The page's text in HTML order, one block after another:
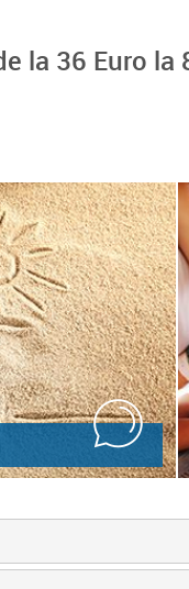
la 36 Euro la